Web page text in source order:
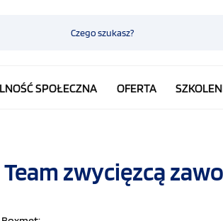
SPOŁECZNA OFERTA
Team zwycięzcą